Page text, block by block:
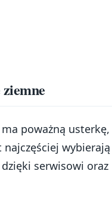
ma poważną usterkę,
wybierają
serwisowi oraz